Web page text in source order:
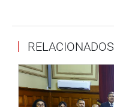
RELACIONADOS